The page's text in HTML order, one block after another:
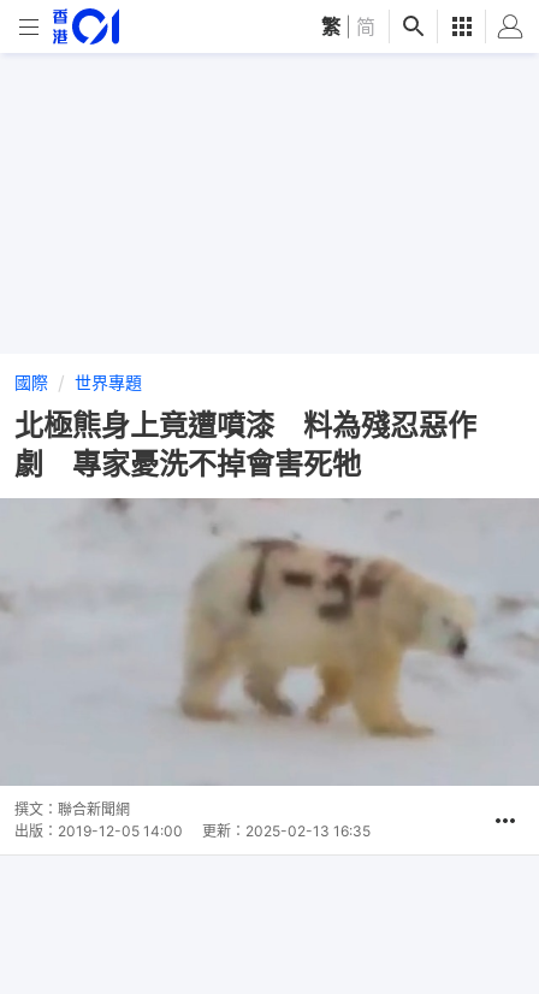
繁 简
國際 世界專題
北極熊身上竟遭噴漆 料為殘忍惡作
劇 專家憂洗不掉會害死牠
撰文： 聯合新聞網
出版： 2019-12-05 14:00 更新： 2025-02-13 16:35